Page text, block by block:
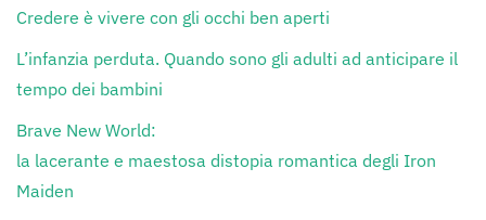
Credere è vivere con gli occhi ben aperti
L’infanzia perduta. Quando sono gli adulti ad anticipare il
tempo dei bambini
Brave New World:
la lacerante e maestosa distopia romantica degli Iron
Maiden